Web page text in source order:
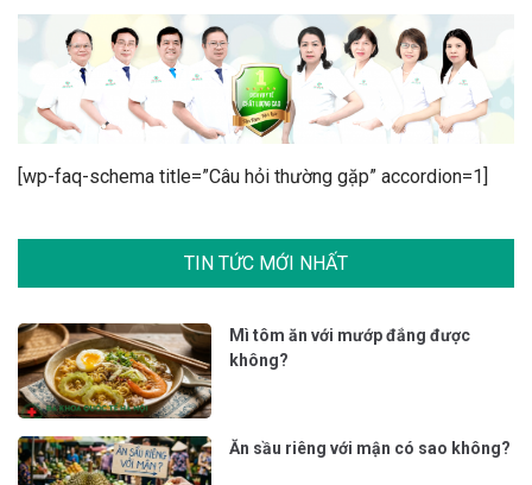
[wp-faq-schema title=”Câu hỏi thường gặp” accordion=1]
TIN TỨC MỚI NHẤT
Mì tôm ăn với mướp đắng được
không?
Ăn sầu riêng với mận có sao không?